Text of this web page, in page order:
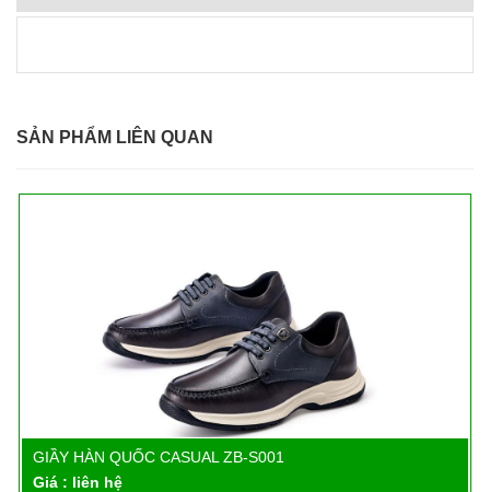
SẢN PHẨM LIÊN QUAN
Chi tiết
GIẦY HÀN QUỐC CASUAL ZB-S001
Giá : liên hệ